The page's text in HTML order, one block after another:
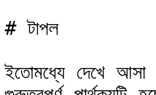
# টাপল
ইতোমধ্যে দেখে